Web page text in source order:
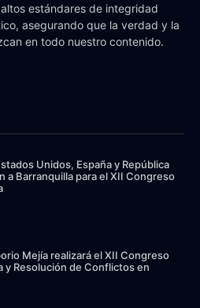
estándares de integridad
asegurando que la verdad y la
en todo nuestro contenido.
Unidos, España y República
a Barranquilla para el XII Congreso
Mejía realizará el XII Congreso
y Resolución de Conflictos en